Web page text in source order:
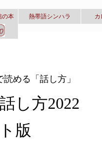
の本 熱帯語シンハラ カ
める「話し方」
し方2022
版